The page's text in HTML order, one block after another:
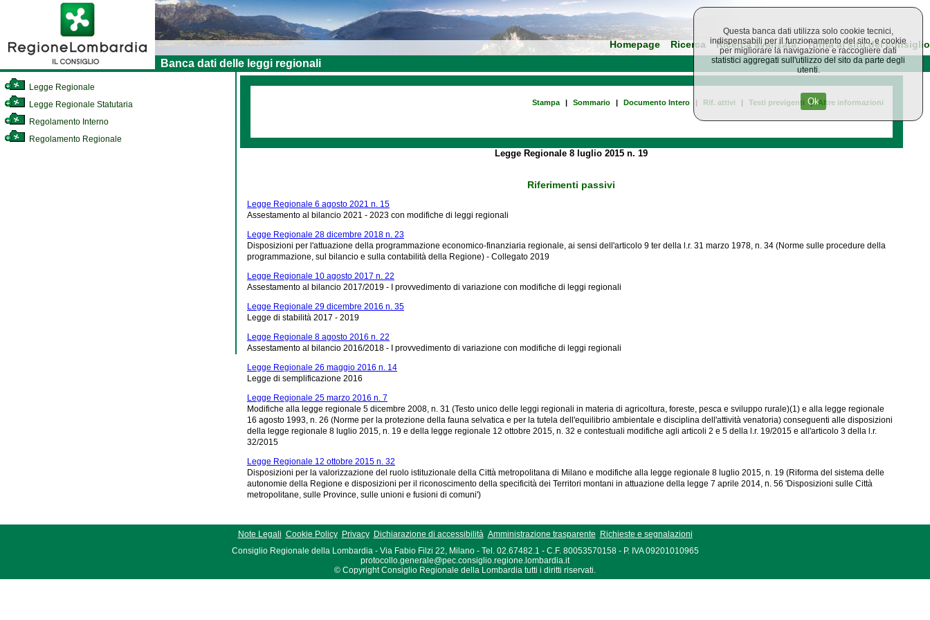
Homepage Ricerca Ricerca avanzata Torna al sito del consiglio
Banca dati delle leggi regionali
Legge Regionale
Legge Regionale Statutaria
Regolamento Interno
Regolamento Regionale
Stampa | Sommario | Documento Intero | Rif. attivi | Testi previgenti | Altre informazioni
Legge Regionale 8 luglio 2015 n. 19
Riferimenti passivi
Legge Regionale 6 agosto 2021 n. 15
Assestamento al bilancio 2021 - 2023 con modifiche di leggi regionali
Legge Regionale 28 dicembre 2018 n. 23
Disposizioni per l'attuazione della programmazione economico-finanziaria regionale, ai sensi dell'articolo 9 ter della l.r. 31 marzo 1978, n. 34 (Norme sulle procedure della
programmazione, sul bilancio e sulla contabilità della Regione) - Collegato 2019
Legge Regionale 10 agosto 2017 n. 22
Assestamento al bilancio 2017/2019 - I provvedimento di variazione con modifiche di leggi regionali
Legge Regionale 29 dicembre 2016 n. 35
Legge di stabilità 2017 - 2019
Legge Regionale 8 agosto 2016 n. 22
Assestamento al bilancio 2016/2018 - I provvedimento di variazione con modifiche di leggi regionali
Legge Regionale 26 maggio 2016 n. 14
Legge di semplificazione 2016
Legge Regionale 25 marzo 2016 n. 7
Modifiche alla legge regionale 5 dicembre 2008, n. 31 (Testo unico delle leggi regionali in materia di agricoltura, foreste, pesca e sviluppo rurale)(1) e alla legge regionale
16 agosto 1993, n. 26 (Norme per la protezione della fauna selvatica e per la tutela dell'equilibrio ambientale e disciplina dell'attività venatoria) conseguenti alle disposizioni
della legge regionale 8 luglio 2015, n. 19 e della legge regionale 12 ottobre 2015, n. 32 e contestuali modifiche agli articoli 2 e 5 della l.r. 19/2015 e all'articolo 3 della l.r.
32/2015
Legge Regionale 12 ottobre 2015 n. 32
Disposizioni per la valorizzazione del ruolo istituzionale della Città metropolitana di Milano e modifiche alla legge regionale 8 luglio 2015, n. 19 (Riforma del sistema delle
autonomie della Regione e disposizioni per il riconoscimento della specificità dei Territori montani in attuazione della legge 7 aprile 2014, n. 56 'Disposizioni sulle Città
metropolitane, sulle Province, sulle unioni e fusioni di comuni')
Note Legali Cookie Policy Privacy Dichiarazione di accessibilità Amministrazione trasparente
Richieste e segnalazioni
Consiglio Regionale della Lombardia - Via Fabio Filzi 22, Milano - Tel. 02.67482.1 - C.F. 80053570158 - P. IVA 09201010965
protocollo.generale@pec.consiglio.regione.lombardia.it
© Copyright Consiglio Regionale della Lombardia tutti i diritti riservati.
Questa banca dati utilizza solo cookie tecnici,
indispensabili per il funzionamento del sito, e cookie
per migliorare la navigazione e raccogliere dati
statistici aggregati sull'utilizzo del sito da parte degli
utenti.
Ok